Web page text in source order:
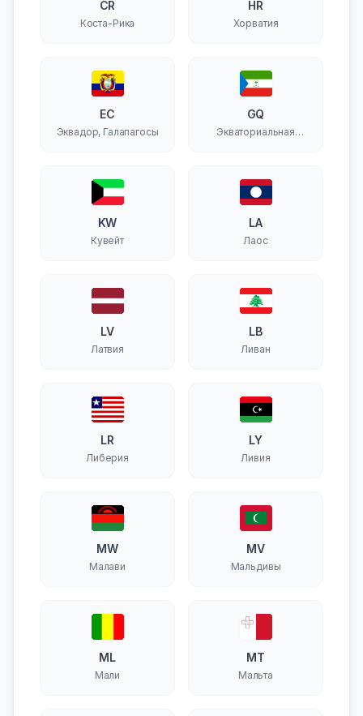
CR
Коста-Рика
HR
Хорватия
EC
Эквадор, Галапагосы
GQ
Экваториальная
KW
Кувейт
LA
Лаос
LV
Латвия
LB
Ливан
LR
Либерия
LY
Ливия
MW
Малави
MV
Мальдивы
ML
Мали
MT
Мальта